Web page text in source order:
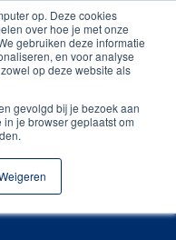
op. Deze cookies
over hoe je met onze
gebruiken deze informatie
en voor analyse
op deze website als
gevolgd bij je bezoek aan
je browser geplaatst om